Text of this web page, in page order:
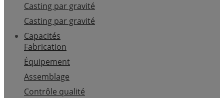
Casting par gravité
Casting par gravité
Capacités
Fabrication
Équipement
Assemblage
Contrôle qualité